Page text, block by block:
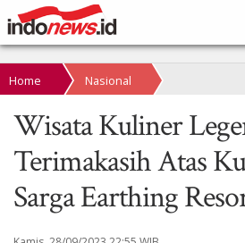
Home Nasional
Wisata Kuliner
Terimakasih Atas
Sarga Earthing